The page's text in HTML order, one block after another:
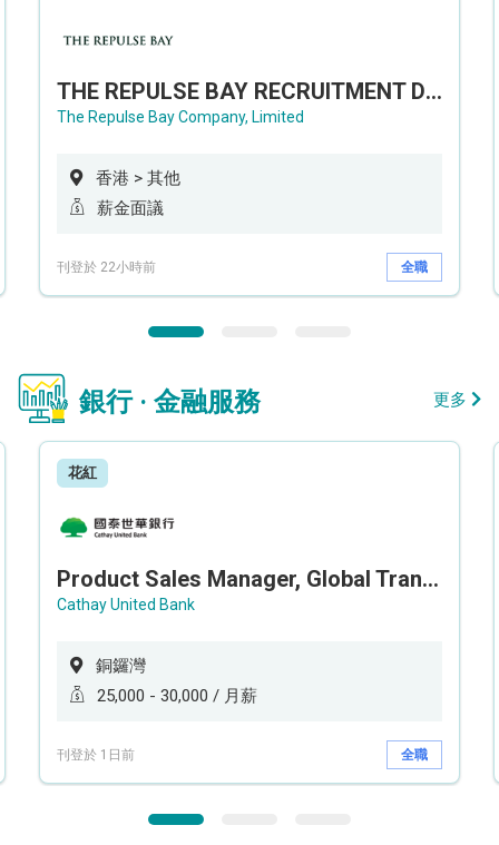
THE REPULSE BAY RECRUITMENT DAY 淺水灣影灣園人才招聘會
The Repulse Bay Company, Limited
香港 > 其他
薪金面議
刊登於 22小時前 全職
銀行 · 金融服務 更多
花紅
Product Sales Manager, Global Transaction Service (GTS)
Cathay United Bank
銅鑼灣
25,000 - 30,000 / 月薪
刊登於 1日前 全職